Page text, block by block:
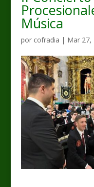
Música
por cofradia | Mar 27,